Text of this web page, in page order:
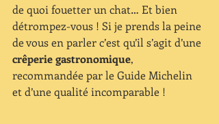
de quoi fouetter un chat… Et bien
détrompez-vous ! Si je prends la peine
de vous en parler c’est qu’il s’agit d’une
crêperie gastronomique,
recommandée par le Guide Michelin
et d’une qualité incomparable !